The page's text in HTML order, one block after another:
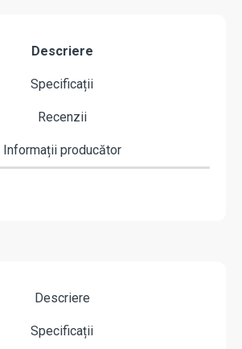
Descriere
Specificații
Recenzii
Informații producător
Descriere
Specificații